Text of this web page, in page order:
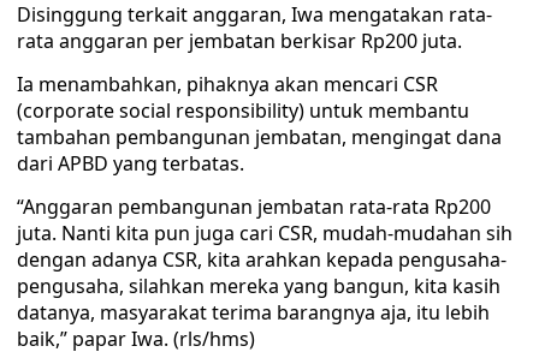
Disinggung terkait anggaran, Iwa mengatakan rata-
rata anggaran per jembatan berkisar Rp200 juta.
Ia menambahkan, pihaknya akan mencari CSR
(corporate social responsibility) untuk membantu
tambahan pembangunan jembatan, mengingat dana
dari APBD yang terbatas.
“Anggaran pembangunan jembatan rata-rata Rp200
juta. Nanti kita pun juga cari CSR, mudah-mudahan sih
dengan adanya CSR, kita arahkan kepada pengusaha-
pengusaha, silahkan mereka yang bangun, kita kasih
datanya, masyarakat terima barangnya aja, itu lebih
baik,” papar Iwa. (rls/hms)